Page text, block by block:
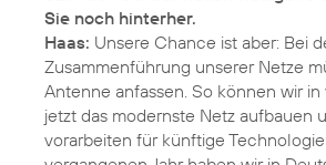
Sie noch hinterher.
Haas: Unsere Chance ist aber: Bei
Zusammenführung unserer Netze
Antenne anfassen. So können wir
jetzt das modernste Netz aufbauen
vorarbeiten für künftige